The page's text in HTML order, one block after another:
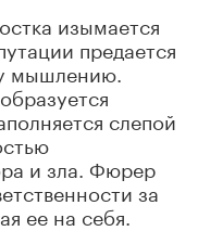
изымается
предается
мышлению.
слепой
и зла. Фюрер
за
ее на себя.